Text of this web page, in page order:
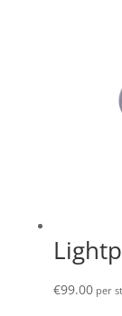
€99.00per